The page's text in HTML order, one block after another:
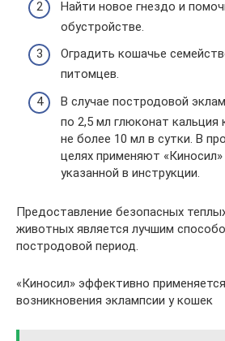
Найти новое гнездо и
обустройстве.
Оградить кошачье
питомцев.
В случае постродовой
по 2,5 мл глюконат
не более 10 мл в сутки. В
целях применяют
указанной в инструкции.
Предоставление безопасных
животных является лучшим
постродовой период.
«Киносил» эффективно
возникновения эклампсии у кошек